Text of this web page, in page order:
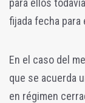
fijada fecha para
En el caso del
que se acuerda
en régimen